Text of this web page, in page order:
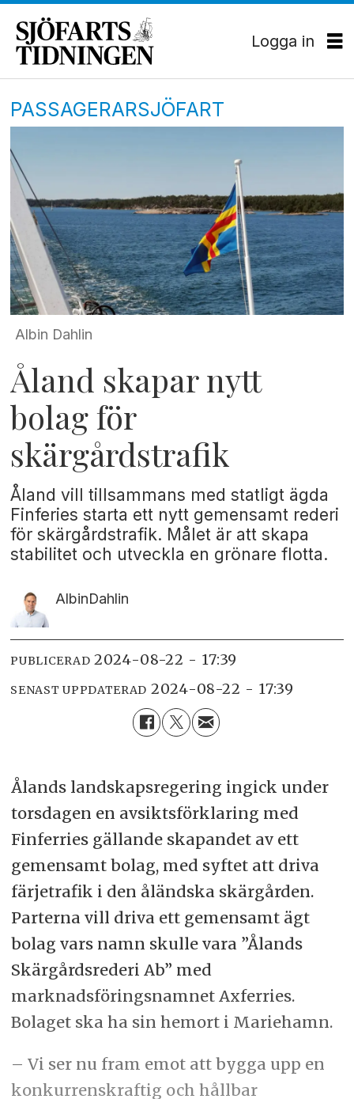
Logga in
PASSAGERARSJÖFART
Albin Dahlin
Åland skapar nytt
bolag för
skärgårdstrafik
Åland vill tillsammans med statligt ägda
Finferies starta ett nytt gemensamt rederi
för skärgårdstrafik. Målet är att skapa
stabilitet och utveckla en grönare flotta.
AlbinDahlin
PUBLICERAD 2024-08-22 - 17:39
SENAST UPPDATERAD 2024-08-22 - 17:39
Ålands landskapsregering ingick under
torsdagen en avsiktsförklaring med
Finferries gällande skapandet av ett
gemensamt bolag, med syftet att driva
färjetrafik i den åländska skärgården.
Parterna vill driva ett gemensamt ägt
bolag vars namn skulle vara ”Ålands
Skärgårdsrederi Ab” med
marknadsföringsnamnet Axferries.
Bolaget ska ha sin hemort i Mariehamn.
– Vi ser nu fram emot att bygga upp en
konkurrenskraftig och hållbar